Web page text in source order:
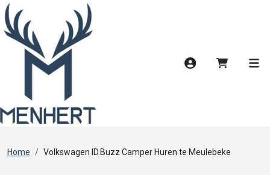
Account
Home Volkswagen ID.Buzz Camper Huren te Meulebeke